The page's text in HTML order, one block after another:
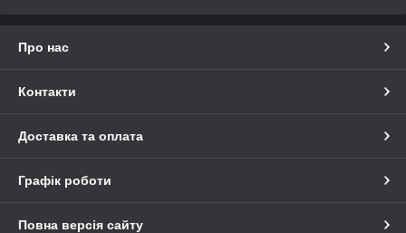
Про нас
Контакти
Доставка та оплата
Графік роботи
Повна версія сайту